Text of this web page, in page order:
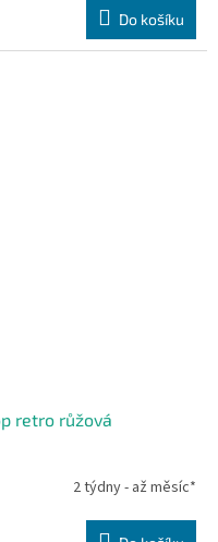
Do košíku
retro růžová
2 týdny - až měsíc*